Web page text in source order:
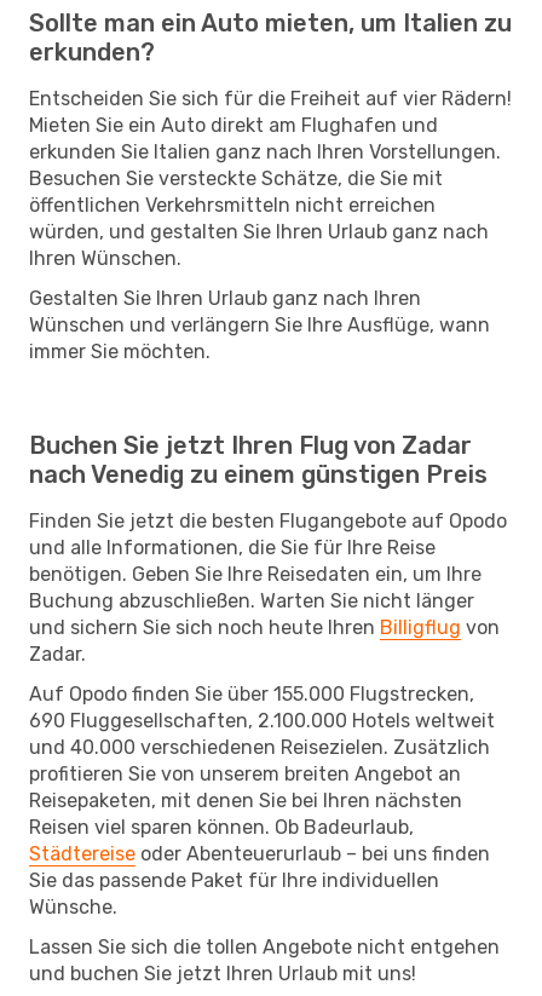
Sollte man ein Auto mieten, um Italien zu
erkunden?
Entscheiden Sie sich für die Freiheit auf vier Rädern!
Mieten Sie ein Auto direkt am Flughafen und
erkunden Sie Italien ganz nach Ihren Vorstellungen.
Besuchen Sie versteckte Schätze, die Sie mit
öffentlichen Verkehrsmitteln nicht erreichen
würden, und gestalten Sie Ihren Urlaub ganz nach
Ihren Wünschen.
Gestalten Sie Ihren Urlaub ganz nach Ihren
Wünschen und verlängern Sie Ihre Ausflüge, wann
immer Sie möchten.
Buchen Sie jetzt Ihren Flug von Zadar
nach Venedig zu einem günstigen Preis
Finden Sie jetzt die besten Flugangebote auf Opodo
und alle Informationen, die Sie für Ihre Reise
benötigen. Geben Sie Ihre Reisedaten ein, um Ihre
Buchung abzuschließen. Warten Sie nicht länger
und sichern Sie sich noch heute Ihren Billigflug von
Zadar.
Auf Opodo finden Sie über 155.000 Flugstrecken,
690 Fluggesellschaften, 2.100.000 Hotels weltweit
und 40.000 verschiedenen Reisezielen. Zusätzlich
profitieren Sie von unserem breiten Angebot an
Reisepaketen, mit denen Sie bei Ihren nächsten
Reisen viel sparen können. Ob Badeurlaub,
Städtereise oder Abenteuerurlaub – bei uns finden
Sie das passende Paket für Ihre individuellen
Wünsche.
Lassen Sie sich die tollen Angebote nicht entgehen
und buchen Sie jetzt Ihren Urlaub mit uns!